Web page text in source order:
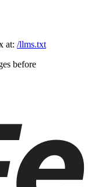
at: /llms.txt
before